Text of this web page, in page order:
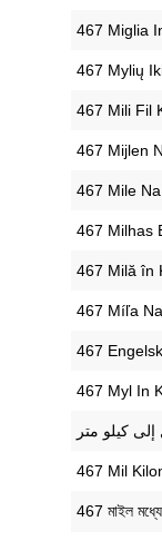
‎467 Miglia
‎467 Mylių
‎467 Mili Fil
‎467 Mijlen
‎467 Mile
‎467 Milhas
‎467 Milă în
‎467 Míľa
‎467
‎467 Myl In
‎467 Mil
‎467 মাইল মধ্যে